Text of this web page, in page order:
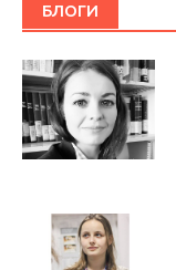
БЛОГИ